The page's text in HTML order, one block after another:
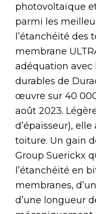
photovoltaïque
parmi les
l’étanchéité des
membrane
adéquation avec
durables de
œuvre sur 40
août 2023.
d’épaisseur),
toiture. Un gain
Group Suerickx
l’étanchéité en
membranes,
d’une longueur